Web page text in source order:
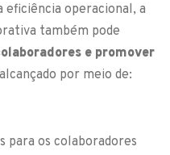
eficiência operacional, a
também pode
e promover
por meio de:
para os colaboradores